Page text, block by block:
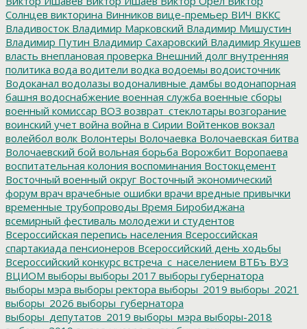
Солнцев викторина Винников вице-премьер ВИЧ ВККС
Владивосток Владимир Марковский Владимир Мишустин
Владимир Путин Владимир Сахаровский Владимир Якушев
власть внеплановая проверка Внешний долг внутренняя
политика вода водители водка водоемы водоисточник
Водоканал водолазы водоналивные дамбы водонапорная
башня водоснабжение военная служба военные сборы
военный комиссар ВОЗ возврат_стеклотары возгорание
воинский учет война война в Сирии Войтенков вокзал
волейбол волк Волонтеры Волочаевка Волочаевская битва
Волочаевский бой вольная борьба Ворожбит Воропаева
воспитательная колония воспоминания Востокцемент
Восточный военный округ Восточный экономический
форум врач врачебные ошибки врачи вредные привычки
временные трубопроводы Время Биробиджана
всемирный фестиваль молодежи и студентов
Всероссийская перепись населения Всероссийская
спартакиада пенсионеров Всероссийский день ходьбы
Всероссийский конкурс встреча_с_населением ВТБъ ВУЗ
ВЦИОМ выборы выборы 2017 выборы губернатора
выборы мэра выборы ректора выборы_2019 выборы_2021
выборы_2026 выборы_губернатора
выборы_депутатов_2019 выборы_мэра выборы-2018